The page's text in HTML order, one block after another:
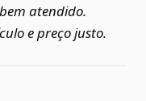
atendido.
e preço justo.